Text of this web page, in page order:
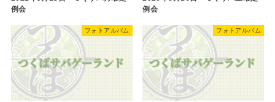
例会
例会
フォトアルバム フォトアルバム